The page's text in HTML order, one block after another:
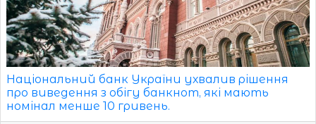
Національний банк України ухвалив рішення
про виведення з обігу банкнот, які мають
номінал менше 10 гривень.